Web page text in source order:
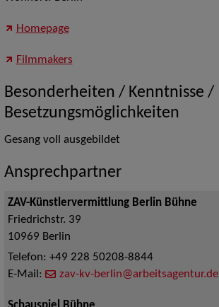
Homepage
Filmmakers
Besonderheiten / Kenntnisse /
Besetzungsmöglichkeiten
Gesang voll ausgebildet
Ansprechpartner
ZAV-Künstlervermittlung Berlin Bühne
Friedrichstr. 39
10969 Berlin
Telefon: +49 228 50208-8844
E-Mail:
zav-kv-berlin@arbeitsagentur.de